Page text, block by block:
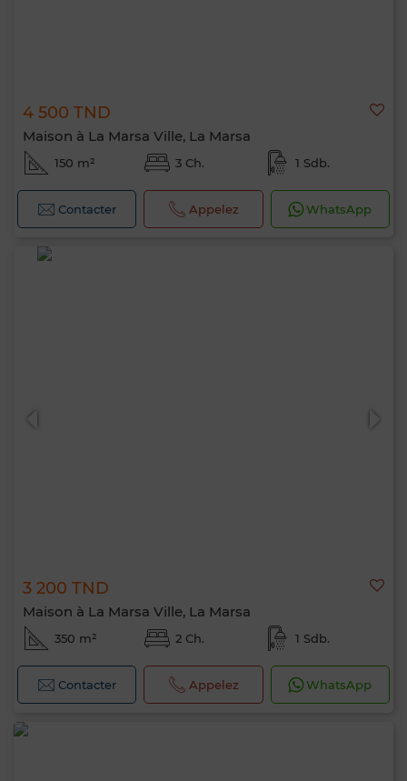
4 500 TND
Maison à La Marsa Ville, La Marsa
150 m² 3 Ch. 1 Sdb.
Contacter Appelez WhatsApp
3 200 TND
Maison à La Marsa Ville, La Marsa
350 m² 2 Ch. 1 Sdb.
Contacter Appelez WhatsApp